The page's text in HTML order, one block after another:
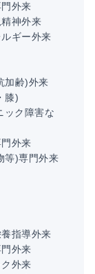
外来
神外来
ギー外来
加齢)外来
膝)
ック障害な
外来
等)専門外来
指導外来
外来
外来